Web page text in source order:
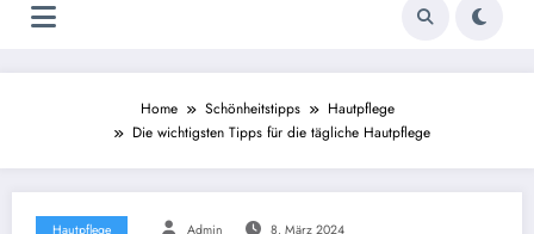
Home Schönheitstipps
Hautpflege
Die wichtigsten Tipps für die tägliche Hautpflege
Hautpflege Admin 8. März 2024